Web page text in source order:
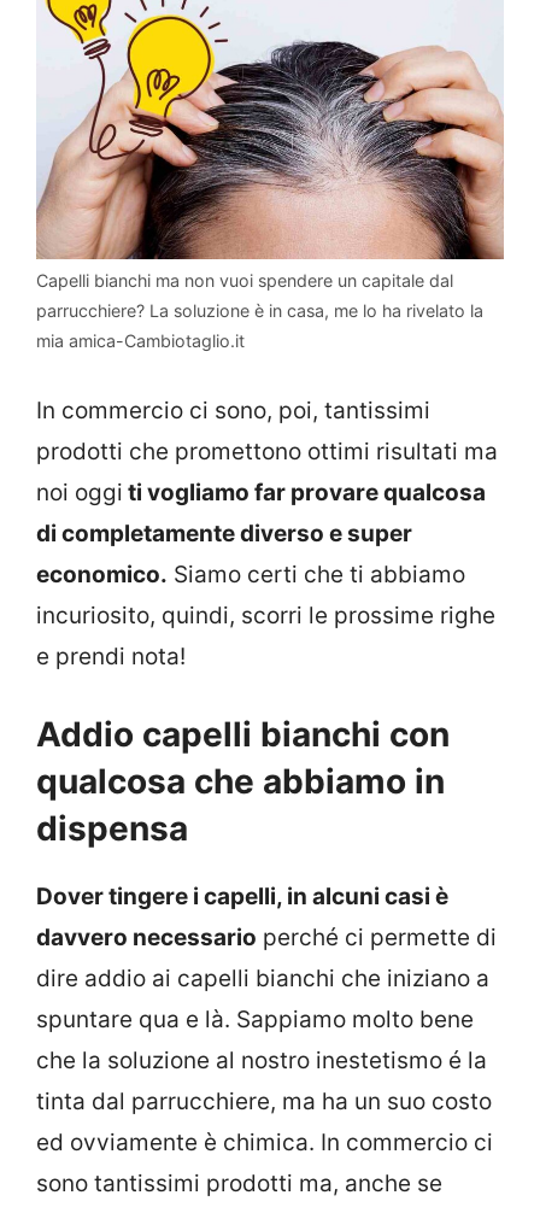
Capelli bianchi ma non vuoi spendere un capitale dal
parrucchiere? La soluzione è in casa, me lo ha rivelato la
mia amica-Cambiotaglio.it
In commercio ci sono, poi, tantissimi
prodotti che promettono ottimi risultati ma
noi oggi ti vogliamo far provare qualcosa
di completamente diverso e super
economico. Siamo certi che ti abbiamo
incuriosito, quindi, scorri le prossime righe
e prendi nota!
Addio capelli bianchi con
qualcosa che abbiamo in
dispensa
Dover tingere i capelli, in alcuni casi è
davvero necessario perché ci permette di
dire addio ai capelli bianchi che iniziano a
spuntare qua e là. Sappiamo molto bene
che la soluzione al nostro inestetismo é la
tinta dal parrucchiere, ma ha un suo costo
ed ovviamente è chimica. In commercio ci
sono tantissimi prodotti ma, anche se